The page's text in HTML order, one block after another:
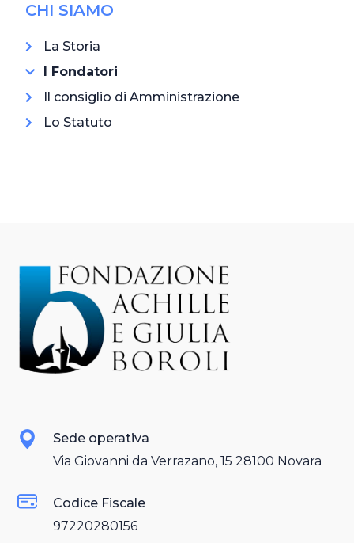
CHI SIAMO
La Storia
I Fondatori
Il consiglio di Amministrazione
Lo Statuto
Sede operativa
Via Giovanni da Verrazano, 15 28100 Novara
Codice Fiscale
97220280156